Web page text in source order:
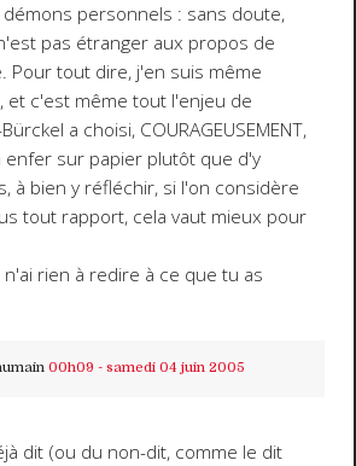
personnels : sans doute,
pas étranger aux propos de
Pour tout dire, j'en suis même
et c'est même tout l'enjeu de
a choisi, COURAGEUSEMENT,
sur papier plutôt que d'y
à bien y réfléchir, si l'on considère
tout rapport, cela vaut mieux pour
rien à redire à ce que tu as
00h09 - samedi 04 juin 2005
dit (ou du non-dit, comme le dit